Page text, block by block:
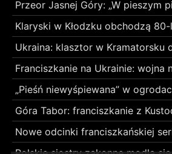
Klaryski w Kłodzku obchodzą